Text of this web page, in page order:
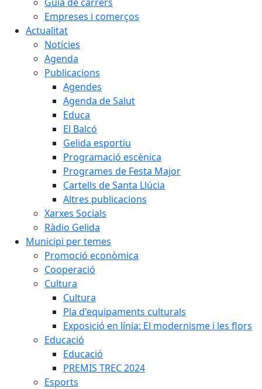
Empreses i comerços
Actualitat
Notícies
Agenda
Publicacions
Agendes
Agenda de Salut
Educa
El Balcó
Gelida esportiu
Programació escènica
Programes de Festa Major
Cartells de Santa Llúcia
Altres publicacions
Xarxes Socials
Ràdio Gelida
Municipi per temes
Promoció econòmica
Cooperació
Cultura
Cultura
Pla d'equipaments culturals
Exposició en línia: El modernisme i les flors
Educació
Educació
PREMIS TREC 2024
Esports